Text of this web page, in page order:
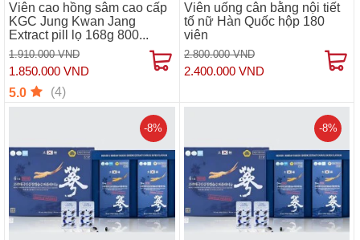
Viên cao hồng sâm cao cấp
KGC Jung Kwan Jang
Extract pill lọ 168g 800...
1.910.000 VND
1.850.000 VND
5.0 (4)
Viên uống cân bằng nội tiết
tố nữ Hàn Quốc hộp 180
viên
2.800.000 VND
2.400.000 VND
-8% -8%